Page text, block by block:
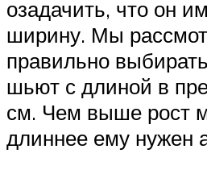
озадачить, что он
ширину. Мы
правильно
шьют с длиной в
см. Чем выше рост
длиннее ему нужен